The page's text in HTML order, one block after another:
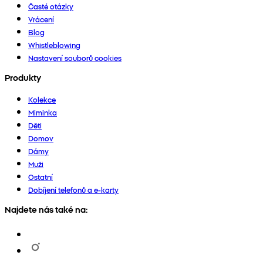
Časté otázky
Vrácení
Blog
Whistleblowing
Nastavení souborů cookies
Produkty
Kolekce
Miminka
Děti
Domov
Dámy
Muži
Ostatní
Dobíjení telefonů a e-karty
Najdete nás také na: